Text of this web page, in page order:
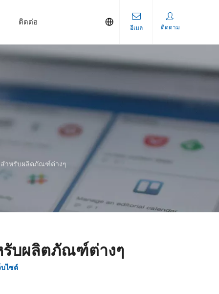
ติดต่อ
อีเมล ติดตาม
สำหรับผลิตภัณฑ์ต่างๆ
รับผลิตภัณฑ์ต่างๆ
บไซต์